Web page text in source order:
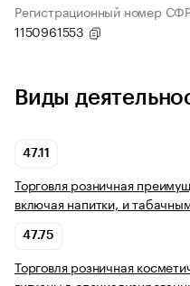
Регистрационный номер
1150961553
Виды
47.11
Торговля розничная
включая напитки, и
47.75
Торговля розничная